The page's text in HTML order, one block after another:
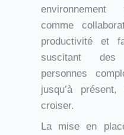
comme
productivité et
suscitant des
personnes
jusqu’à
croiser.
La mise en